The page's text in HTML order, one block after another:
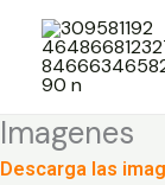
contenido
Imagenes
Descarga las